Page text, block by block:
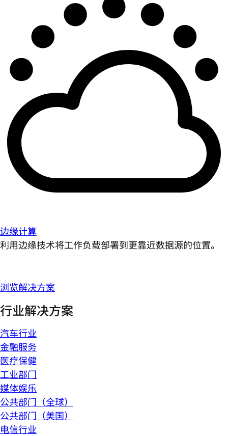
边缘计算
利用边缘技术将工作负载部署到更靠近数据源的位置。
浏览解决方案
行业解决方案
汽车行业
金融服务
医疗保健
工业部门
媒体娱乐
公共部门（全球）
公共部门（美国）
电信行业